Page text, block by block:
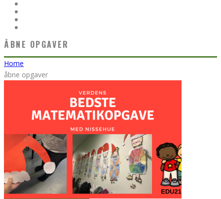
ÅBNE OPGAVER
Home
åbne opgaver